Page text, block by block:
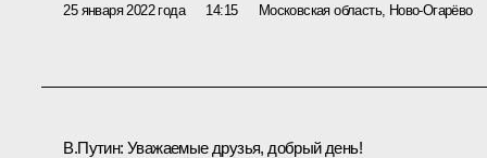
25 января 2022 года 14:15 Московская область, Ново-Огарёво
В.Путин: Уважаемые друзья, добрый день!